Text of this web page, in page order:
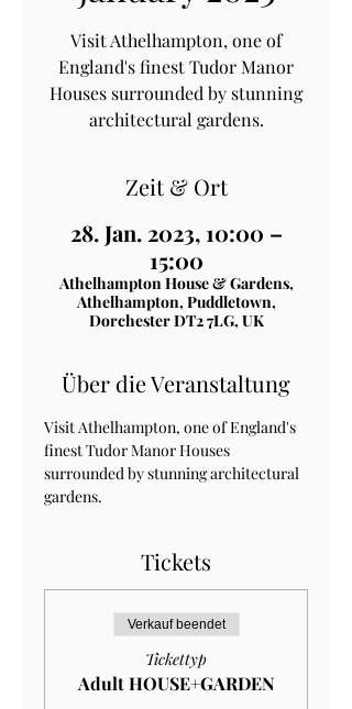
Visit Athelhampton, one of
England's finest Tudor Manor
Houses surrounded by stunning
architectural gardens.
Zeit & Ort
28. Jan. 2023, 10:00 –
15:00
Athelhampton House & Gardens,
Athelhampton, Puddletown,
Dorchester DT2 7LG, UK
Über die Veranstaltung
Visit Athelhampton, one of England's
finest Tudor Manor Houses
surrounded by stunning architectural
gardens.
Tickets
Verkauf beendet
Tickettyp
Adult HOUSE+GARDEN